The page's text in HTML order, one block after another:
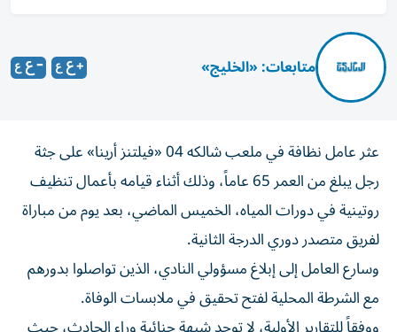
متابعات: «الخليج»
عثر عامل نظافة في ملعب شالكه 04 «فيلتنز أرينا» على جثة
رجل يبلغ من العمر 65 عاماً، وذلك أثناء قيامه بأعمال تنظيف
روتينية في دورات المياه، الخميس الماضي، بعد يوم من مباراة
لفريق متصدر دوري الدرجة الثانية.
وسارع العامل إلى إبلاغ مسؤولي النادي، الذين تواصلوا بدورهم
مع الشرطة المحلية لفتح تحقيق في ملابسات الوفاة.